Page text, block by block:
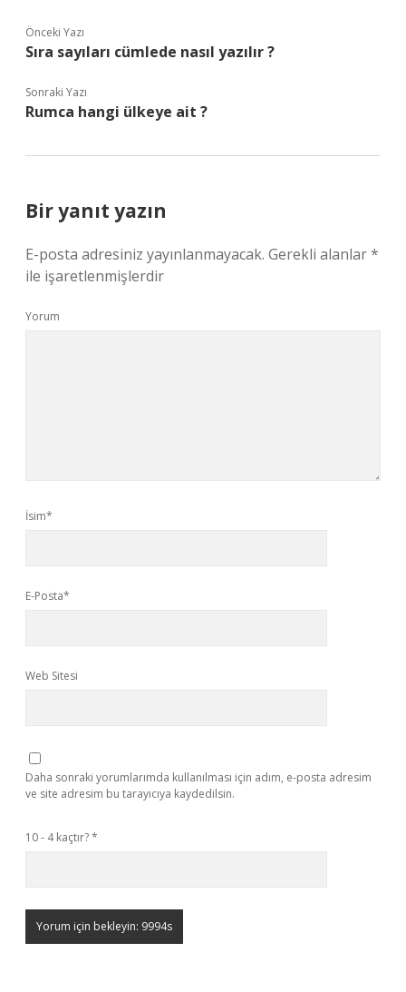
Önceki Yazı
Sıra sayıları cümlede nasıl yazılır ?
Sonraki Yazı
Rumca hangi ülkeye ait ?
Bir yanıt yazın
E-posta adresiniz yayınlanmayacak. Gerekli alanlar*
ile işaretlenmişlerdir
Yorum
İsim*
E-Posta*
Web Sitesi
Daha sonraki yorumlarımda kullanılması için adım, e-posta adresim
ve site adresim bu tarayıcıya kaydedilsin.
10 - 4 kaçtır?*